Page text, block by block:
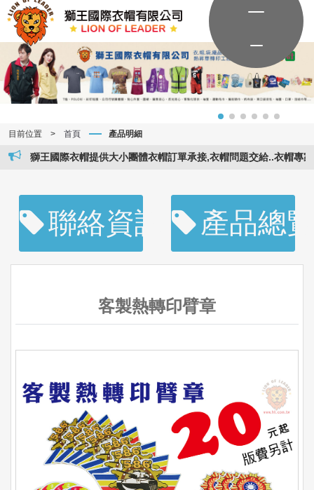
目前位置 > 首頁 產品明細
獅王國際衣帽提供大小團體衣帽訂單承接,衣帽問題交給..衣帽專家..
聯絡資訊 產品總
客製熱轉印臂章